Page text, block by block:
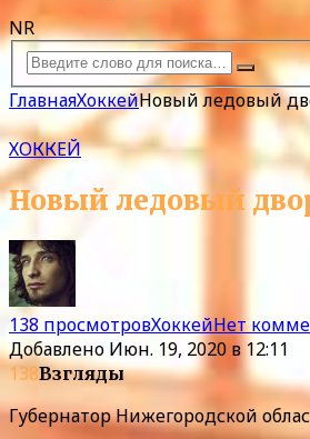
NR
ГлавнаяХоккейНовый ледовый
ХОККЕЙ
Новый ледовый
138 просмотровХоккейНет
Добавлено Июн. 19, 2020 в 12:11
138Взгляды
Губернатор Нижегородской